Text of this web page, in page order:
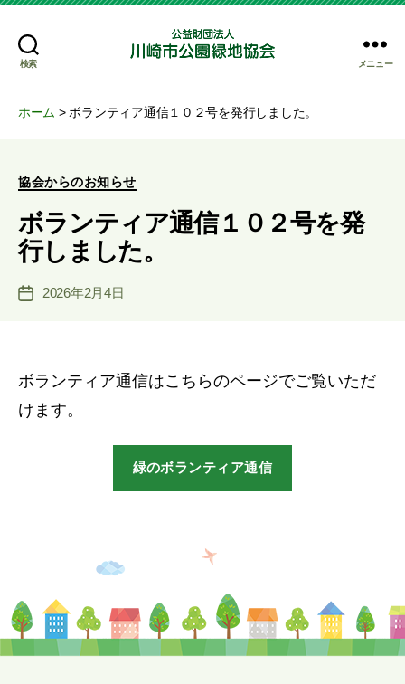
検索
財
崎
市
メニュー
ホーム >ボランティア通信１０２号を発行しました。
カ
ゴ
リ
ー
協会からのお知らせ
ボランティア通信１０２号を発
行しました。
投
2026年2月4日
ボランティア通信はこちらのページでご覧いただ
けます。
緑のボランティア通信